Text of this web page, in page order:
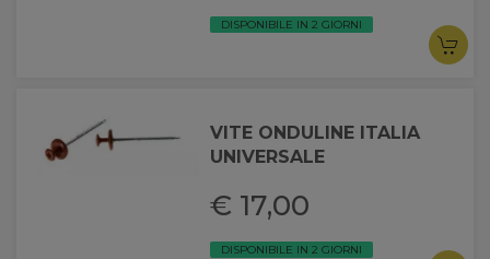
DISPONIBILE IN 2 GIORNI
VITE ONDULINE ITALIA
UNIVERSALE
€ 17,00
DISPONIBILE IN 2 GIORNI